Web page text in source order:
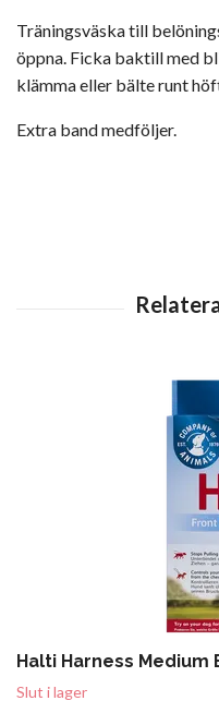
Träningsväska till
öppna. Ficka baktill med
klämma eller bälte runt
Extra band medföljer.
Halti Harness Medium
Slut i lager